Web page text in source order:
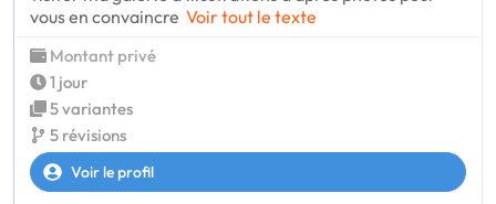
vous en convaincre Voir tout le texte
Montant privé
1 jour
5 variantes
5 révisions
Voir le profil